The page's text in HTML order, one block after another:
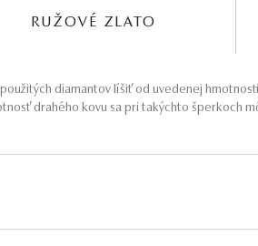
RUŽOVÉ ZLATO
diamantov líšiť od uvedenej
drahého kovu sa pri takýchto šperkoch